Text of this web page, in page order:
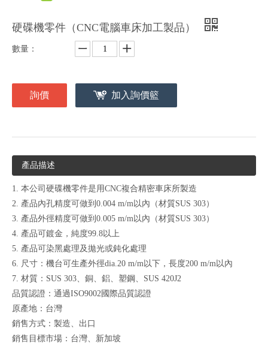
硬碟機零件（CNC電腦車床加工製品）
數量：
詢價 加入詢價籃
產品描述
1. 本公司硬碟機零件是用CNC複合精密車床所製造
2. 產品內孔精度可做到0.004 m/m以內（材質SUS 303）
3. 產品外徑精度可做到0.005 m/m以內（材質SUS 303）
4. 產品可鍍金，純度99.8以上
5. 產品可染黑處理及拋光或鈍化處理
6. 尺寸：機台可生產外徑dia.20 m/m以下，長度200 m/m以內
7. 材質：SUS 303、銅、鋁、塑鋼、SUS 420J2
品質認證：通過ISO9002國際品質認證
原產地：台灣
銷售方式：製造、出口
銷售目標市場：台灣、新加坡